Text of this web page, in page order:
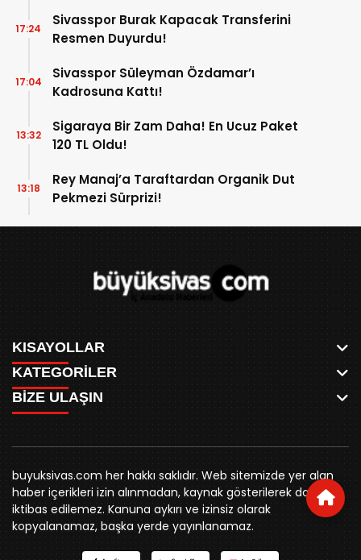
Sivasspor Burak Kapacak Transferini
Resmen Duyurdu!
17:24
Sivasspor Süleyman Özdamar’ı
Kadrosuna Kattı!
17:04
Sigaraya Bir Zam Daha! En Ucuz Paket
120 TL Oldu!
13:32
Rey Manaj’a Taraftardan Organik Dut
Pekmezi Sürprizi!
13:18
KISAYOLLAR
ANASAYFA
AKSU CANLI
MEYDAN CANLI
MEDRESELER CANLI
MERAKÜM CANLI
YUKARI TEKKE CANLI
KURUMSAL KİMLİK
REKLAM FİYATLARI
BİZE ULAŞIN
KÜNYE
KATEGORİLER
WHATSAPP
SPOR
SİYASET
BELEDİYE
SİVAS VALİLİĞİ
ÜNİVERSİTE
KURUMLAR
STK
YORUM
BİZE ULAŞIN
0346 221 00 60
buyuksivashaber@gmail.com
Örtülüpınar Mah. İnönü Bulvarı Özkahya Apt. Kat:3 D:7
Sivas
buyuksivas.com her hakkı saklıdır. Web sitemizde yer alan
haber içerikleri izin alınmadan, kaynak gösterilerek dahi
iktibas edilemez. Kanuna aykırı ve izinsiz olarak
kopyalanamaz, başka yerde yayınlanamaz.